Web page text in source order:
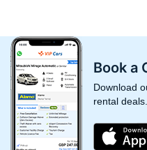
Book a
Download
rental deals.